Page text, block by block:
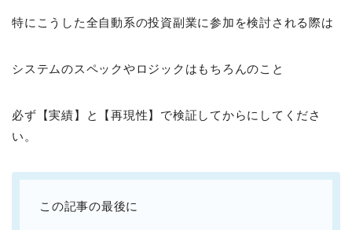
特にこうした全自動系の投資副業に参加を検討される際は
システムのスペックやロジックはもちろんのこと
必ず【実績】と【再現性】で検証してからにしてくださ
い。
この記事の最後に